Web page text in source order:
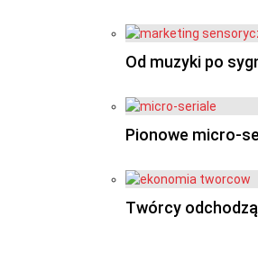
Od muzyki po
Pionowe micro-
Twórcy